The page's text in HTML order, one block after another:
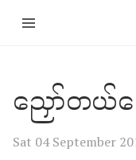
ညှော်တယ်
Sat 04 September